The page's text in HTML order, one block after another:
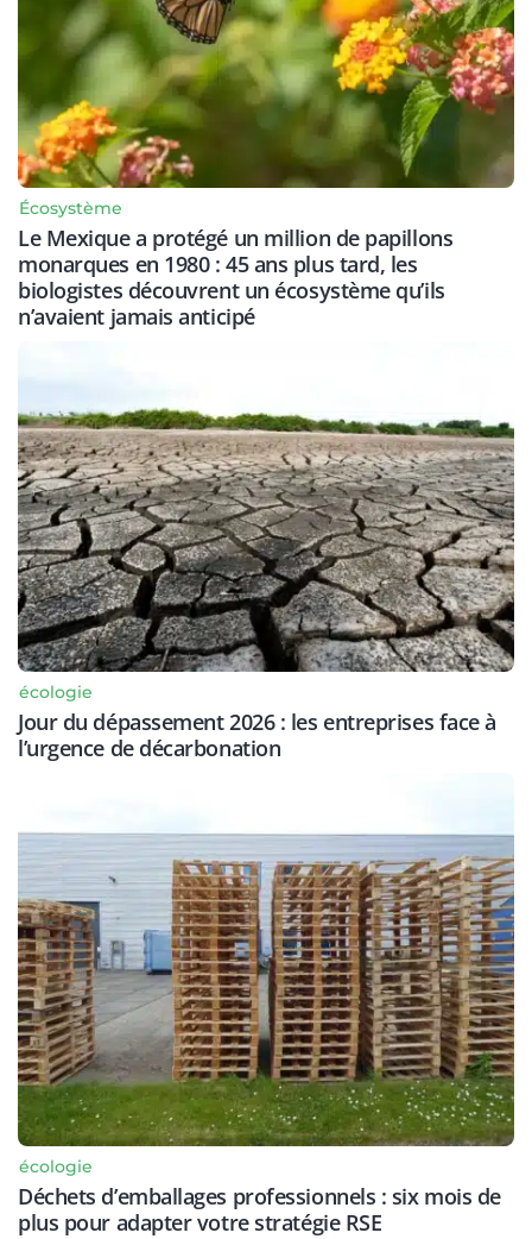
Écosystème
Le Mexique a protégé un million de papillons
monarques en 1980 : 45 ans plus tard, les
biologistes découvrent un écosystème qu’ils
n’avaient jamais anticipé
écologie
Jour du dépassement 2026 : les entreprises face à
l’urgence de décarbonation
écologie
Déchets d’emballages professionnels : six mois de
plus pour adapter votre stratégie RSE